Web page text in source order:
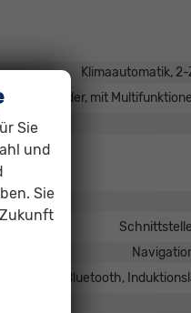
Klimaautomatik,
in Leder, mit
Bluetooth,
Sie
und
Sie